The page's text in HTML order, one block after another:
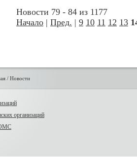
Новости 79 - 84 из 1177
Начало | Пред. | 9 10 11 12 13
/ Новости
организаций
ОМС